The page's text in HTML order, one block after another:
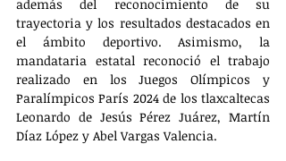
además del reconocimiento de su
trayectoria y los resultados destacados en
el ámbito deportivo. Asimismo, la
mandataria estatal reconoció el trabajo
realizado en los Juegos Olímpicos y
Paralímpicos París 2024 de los tlaxcaltecas
Leonardo de Jesús Pérez Juárez, Martín
Díaz López y Abel Vargas Valencia.